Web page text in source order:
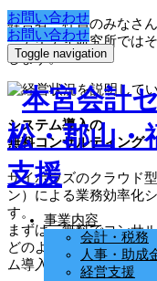
お問い合わせ
お問い合わせ
Toggle navigation
事業内容
会計・税務
人事・助成
経営支援
経営者・社員のみなさ
ーアイティ研究所では
します。
システム導入の
無料コンサルティング
サイボウズのクラウド
ン）による業務効率化
す。
まずは、無料でコンサ
どのようなことができ
ム導入に関しての不安